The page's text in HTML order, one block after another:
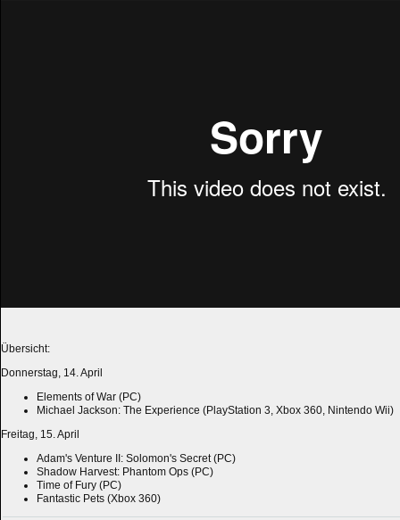
Übersicht:
Donnerstag, 14. April
Elements of War (PC)
Michael Jackson: The Experience (PlayStation 3, Xbox 360, Nintendo Wii)
Freitag, 15. April
Adam's Venture II: Solomon's Secret (PC)
Shadow Harvest: Phantom Ops (PC)
Time of Fury (PC)
Fantastic Pets (Xbox 360)